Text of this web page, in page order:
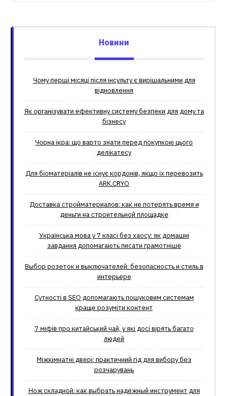
Новини
Чому перші місяці після інсульту є вирішальними для
відновлення
Як організувати ефективну систему безпеки для дому та
бізнесу
Чорна ікра: що варто знати перед покупкою цього
делікатесу
Для біоматеріалів не існує кордонів, якщо їх перевозить
ARK.CRYO
Доставка стройматериалов: как не потерять время и
деньги на строительной площадке
Українська мова у 7 класі без хаосу: як домашні
завдання допомагають писати грамотніше
Выбор розеток и выключателей: безопасность и стиль в
интерьере
Сутності в SEO допомагають пошуковим системам
краще розуміти контент
7 міфів про китайський чай, у які досі вірять багато
людей
Міжкімнатні двері: практичний гід для вибору без
розчарувань
Нож складной: как выбрать надёжный инструмент для